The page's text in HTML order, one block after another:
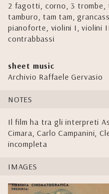
2 fagotti, corno, 3 trombe,
tamburo, tam tam,
pianoforte, violini I, violini
contrabbassi
sheet music
Archivio Raffaele Gervasio
NOTES
Il film ha tra gli interpreti
Cimara, Carlo Campanini,
incompleta
IMAGES